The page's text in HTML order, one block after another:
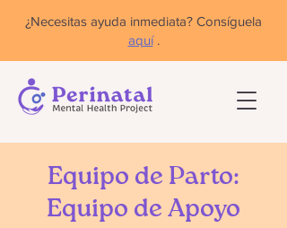
¿Necesitas ayuda inmediata? Consíguela
aquí.
Equipo de Parto:
Equipo de Apoyo